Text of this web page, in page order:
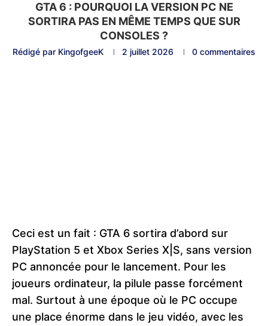
GTA 6 : POURQUOI LA VERSION PC NE
SORTIRA PAS EN MÊME TEMPS QUE SUR
CONSOLES ?
Rédigé par KingofgeeK 2 juillet 2026 0 commentaires
Ceci est un fait : GTA 6 sortira d’abord sur
PlayStation 5 et Xbox Series X|S, sans version
PC annoncée pour le lancement. Pour les
joueurs ordinateur, la pilule passe forcément
mal. Surtout à une époque où le PC occupe
une place énorme dans le jeu vidéo, avec les